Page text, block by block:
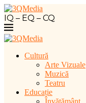
IQ – EQ – CQ
Cultură
Arte Vizuale
Muzică
Teatru
Educație
Învățământ